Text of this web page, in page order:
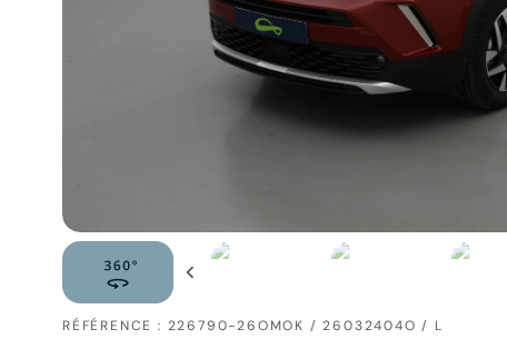
RÉFÉRENCE : 226790-26OMOK / 26032404O / L